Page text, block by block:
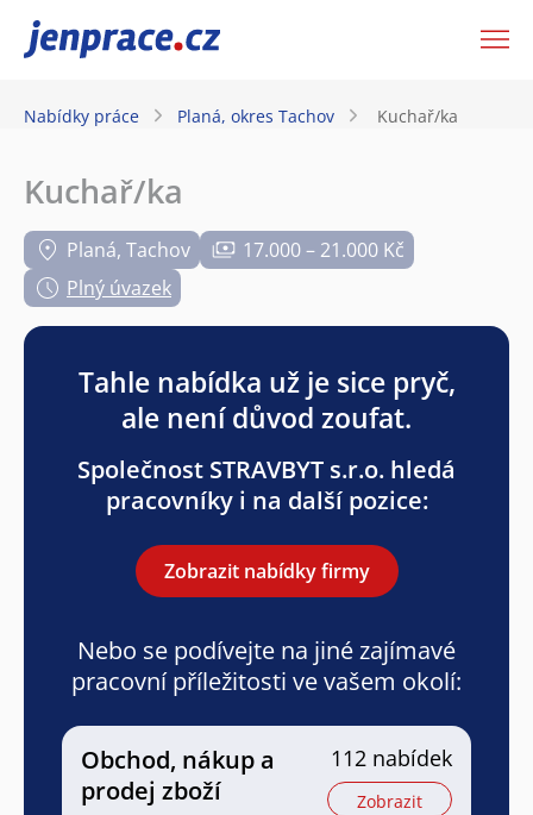
JenPráce.cz
Nabídky práce Planá, okres Tachov Kuchař/ka
Kuchař/ka
Planá, Tachov
17.000 – 21.000 Kč
Plný úvazek
Tahle nabídka už je sice pryč,
ale není důvod zoufat.
Společnost STRAVBYT s.r.o. hledá
pracovníky i na další pozice:
Zobrazit nabídky firmy
Nebo se podívejte na jiné zajímavé
pracovní příležitosti ve vašem okolí:
Obchod, nákup a
prodej zboží
112 nabídek
Zobrazit